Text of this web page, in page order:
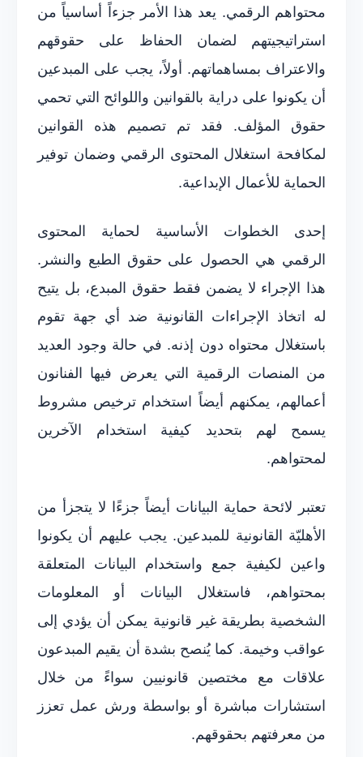
محتواهم الرقمي. يعد هذا الأمر جزءاً أساسياً من
استراتيجيتهم لضمان الحفاظ على حقوقهم
والاعتراف بمساهماتهم. أولاً، يجب على المبدعين
أن يكونوا على دراية بالقوانين واللوائح التي تحمي
حقوق المؤلف. فقد تم تصميم هذه القوانين
لمكافحة استغلال المحتوى الرقمي وضمان توفير
الحماية للأعمال الإبداعية.
إحدى الخطوات الأساسية لحماية المحتوى
الرقمي هي الحصول على حقوق الطبع والنشر.
هذا الإجراء لا يضمن فقط حقوق المبدع، بل يتيح
له اتخاذ الإجراءات القانونية ضد أي جهة تقوم
باستغلال محتواه دون إذنه. في حالة وجود العديد
من المنصات الرقمية التي يعرض فيها الفنانون
أعمالهم، يمكنهم أيضاً استخدام ترخيص مشروط
يسمح لهم بتحديد كيفية استخدام الآخرين
لمحتواهم.
تعتبر لائحة حماية البيانات أيضاً جزءًا لا يتجزأ من
الأهليّة القانونية للمبدعين. يجب عليهم أن يكونوا
واعين لكيفية جمع واستخدام البيانات المتعلقة
بمحتواهم، فاستغلال البيانات أو المعلومات
الشخصية بطريقة غير قانونية يمكن أن يؤدي إلى
عواقب وخيمة. كما يُنصح بشدة أن يقيم المبدعون
علاقات مع مختصين قانونيين سواءً من خلال
استشارات مباشرة أو بواسطة ورش عمل تعزز
من معرفتهم بحقوقهم.